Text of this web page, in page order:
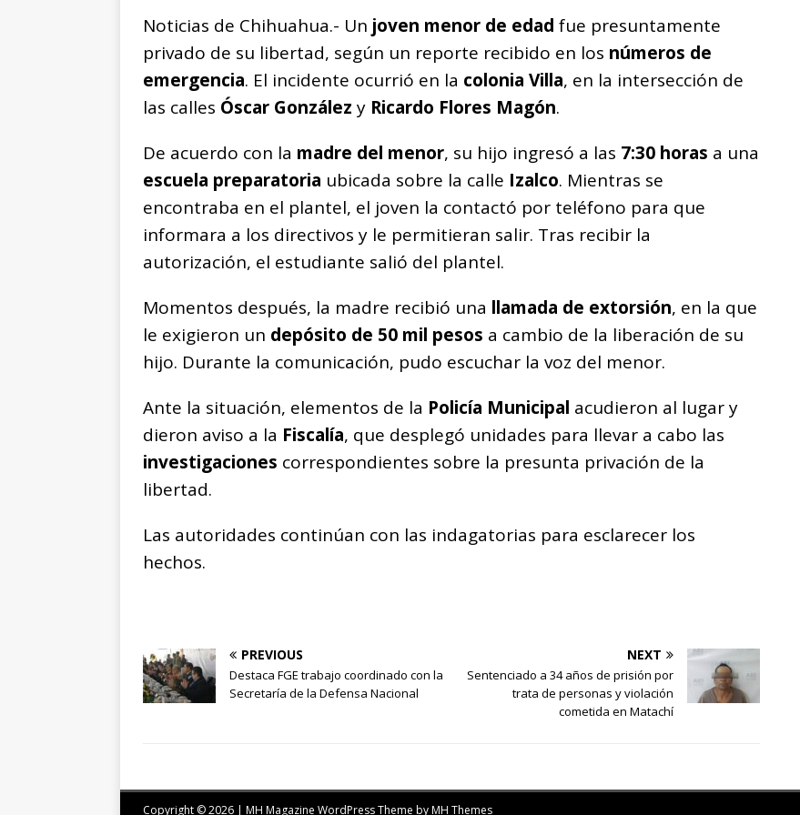
Noticias de Chihuahua.- Un joven menor de edad fue presuntamente
privado de su libertad, según un reporte recibido en los números de
emergencia. El incidente ocurrió en la colonia Villa, en la intersección de
las calles Óscar González y Ricardo Flores Magón.
De acuerdo con la madre del menor, su hijo ingresó a las 7:30 horas a una
escuela preparatoria ubicada sobre la calle Izalco. Mientras se
encontraba en el plantel, el joven la contactó por teléfono para que
informara a los directivos y le permitieran salir. Tras recibir la
autorización, el estudiante salió del plantel.
Momentos después, la madre recibió una llamada de extorsión, en la que
le exigieron un depósito de 50 mil pesos a cambio de la liberación de su
hijo. Durante la comunicación, pudo escuchar la voz del menor.
Ante la situación, elementos de la Policía Municipal acudieron al lugar y
dieron aviso a la Fiscalía, que desplegó unidades para llevar a cabo las
investigaciones correspondientes sobre la presunta privación de la
libertad.
Las autoridades continúan con las indagatorias para esclarecer los
hechos.
PREVIOUS
Destaca FGE trabajo coordinado con la
Secretaría de la Defensa Nacional
NEXT
Sentenciado a 34 años de prisión por
trata de personas y violación
cometida en Matachí
Copyright © 2026 | MH Magazine WordPress Theme byMH Themes